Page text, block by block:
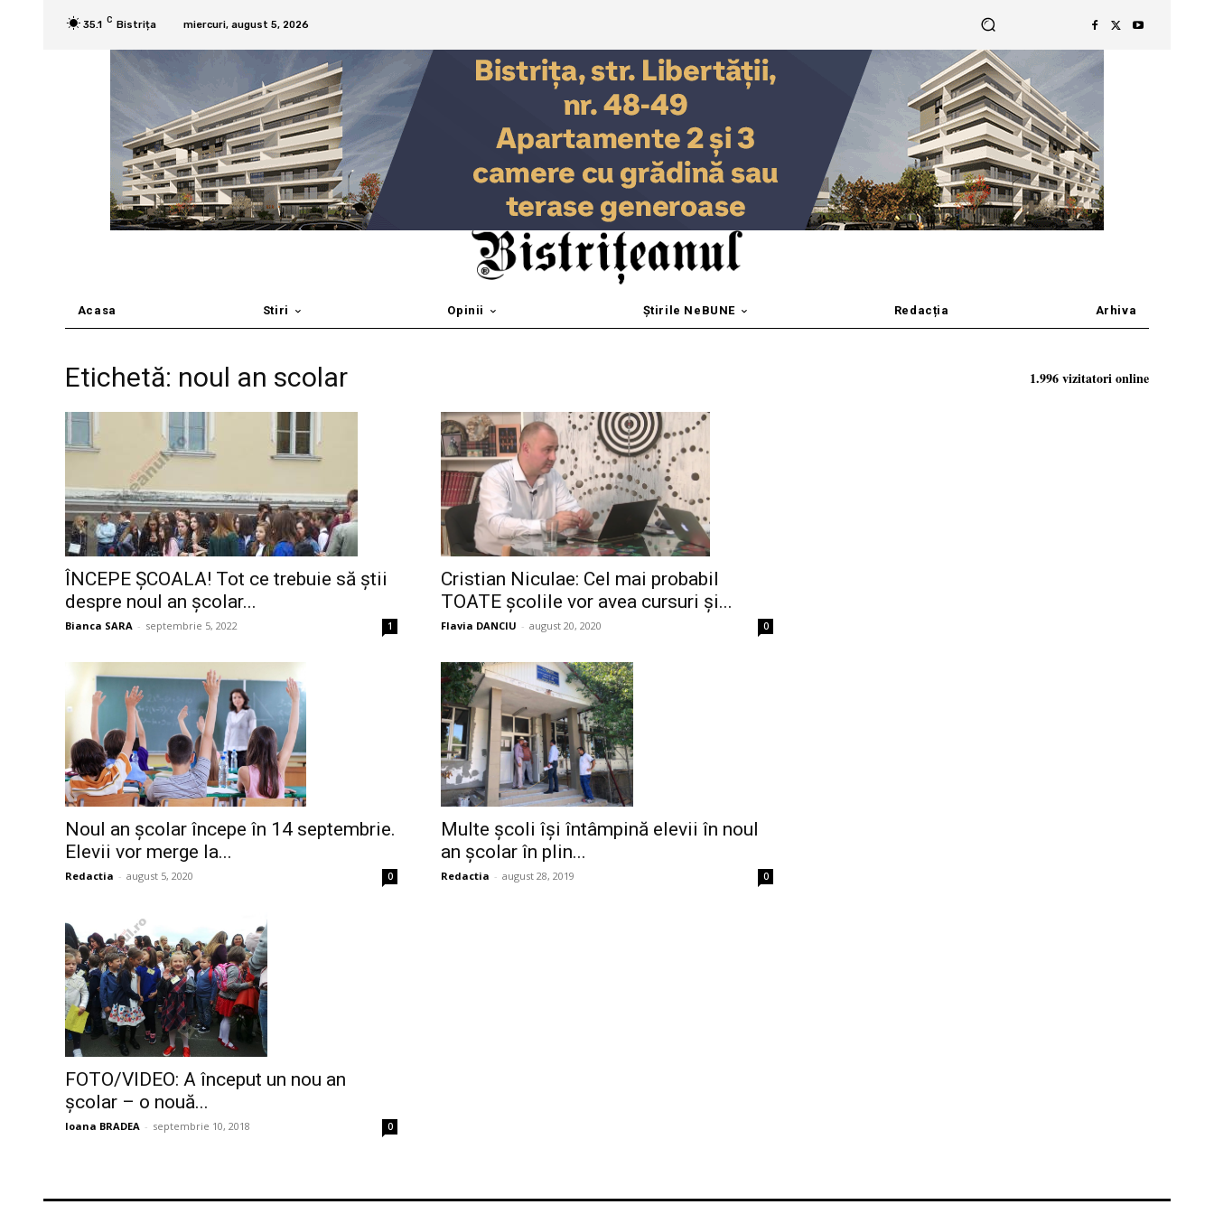
35.1 C Bistrița miercuri, august 5, 2026
Acasa Stiri Opinii Știrile NeBUNE Redacția Arhiva
Etichetă: noul an scolar
ÎNCEPE ȘCOALA! Tot ce trebuie să știi
despre noul an școlar...
Bianca SARA - septembrie 5, 2022 1
Cristian Niculae: Cel mai probabil
TOATE școlile vor avea cursuri și...
Flavia DANCIU - august 20, 2020 0
Noul an școlar începe în 14 septembrie.
Elevii vor merge la...
Redactia - august 5, 2020 0
Multe școli își întâmpină elevii în noul
an școlar în plin...
Redactia - august 28, 2019 0
FOTO/VIDEO: A început un nou an
școlar – o nouă...
Ioana BRADEA - septembrie 10, 2018 0
1.996 vizitatori online